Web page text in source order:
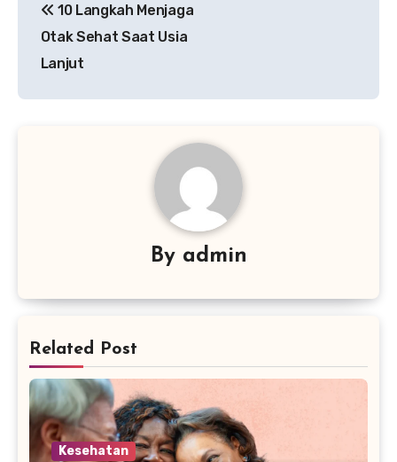
pos
10 Langkah Menjaga
Otak Sehat Saat Usia
Lanjut
By admin
Related Post
Kesehatan